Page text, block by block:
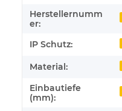
Herstellernumm
er:
IP Schutz:
Material:
Einbautiefe
(mm):